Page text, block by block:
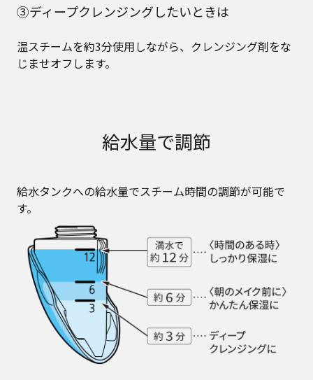
③ディープクレンジングしたいときは
温スチームを約3分使用しながら、クレンジング剤をな
じませオフします。
給水量で調節
給水タンクへの給水量でスチーム時間の調節が可能で
す。